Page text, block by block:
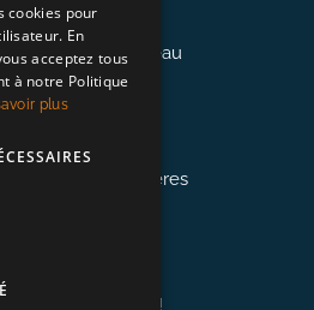
0127
et de Gatineau
3364
l'est de Trois-Rivières
et Beyond!
cookies pour
En
acceptez tous
à notre Politique
plus